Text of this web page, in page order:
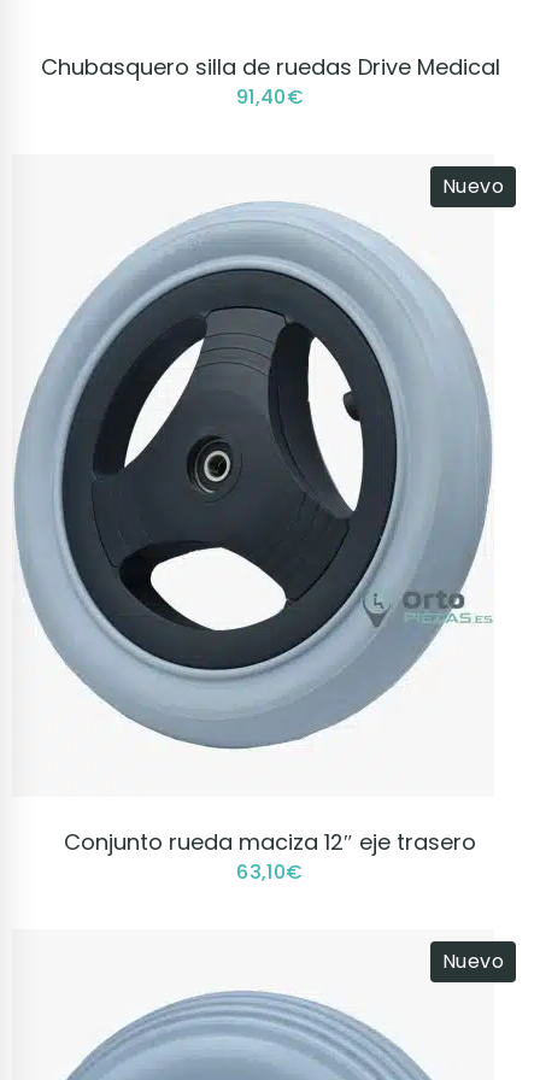
VER PRODUCTO
Chubasquero silla de ruedas Drive Medical
91,40€
Nuevo
VER PRODUCTO
Conjunto rueda maciza 12″ eje trasero
63,10€
Nuevo